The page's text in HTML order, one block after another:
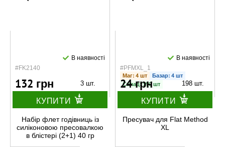
#FK2140
В наявності
132 грн 3 шт.
КУПИТИ
Набір флет годівниць із
силіконовою пресовалкою
в блістері (2+1) 40 гр
#PFMXL_1
В наявності
Маг: 4 шт
Базар: 4 шт
Склад: 190 шт
24 грн 198 шт.
КУПИТИ
Пресувач для Flat Method
XL